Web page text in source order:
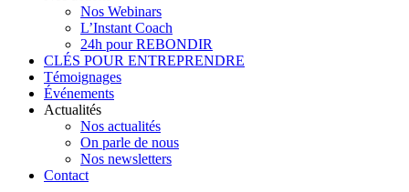
Nos Webinars
L’Instant Coach
24h pour REBONDIR
CLÉS POUR ENTREPRENDRE
Témoignages
Événements
Actualités
Nos actualités
On parle de nous
Nos newsletters
Contact